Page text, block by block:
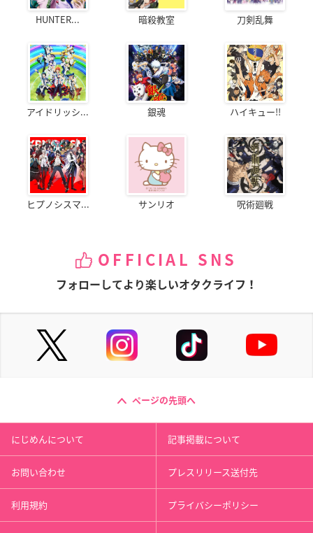
HUNTER... 暗殺教室 刀剣乱舞
アイドリッシ... 銀魂 ハイキュー!!
ヒプノシスマ... サンリオ 呪術廻戦
OFFICIAL SNS
フォローしてより楽しいオタクライフ！
ページの先頭へ
にじめんについて 記事掲載について
お問い合わせ プレスリリース送付先
利用規約 プライバシーポリシー